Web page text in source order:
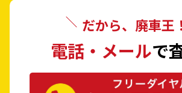
だから、廃車王！
電話・メールで